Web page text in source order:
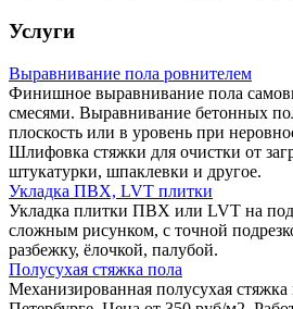
Услуги
Выравнивание пола ровнителем
Финишное выравнивание пола
смесями. Выравнивание бетонных
плоскость или в уровень при
Шлифовка стяжки для очистки от
штукатурки, шпаклевки и другое.
Укладка ПВХ, LVT плитки
Укладка плитки ПВХ или LVT на
сложным рисунком, с точной
разбежку, ёлочкой, палубой.
Полусухая стяжка пола
Механизированная полусухая